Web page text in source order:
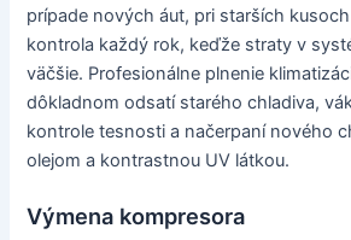
prípade nových áut, pri starších
kontrola každý rok, keďže straty v
väčšie. Profesionálne plnenie
dôkladnom odsatí starého chladiva,
kontrole tesnosti a načerpaní nového
olejom a kontrastnou UV látkou.
Výmena kompresora